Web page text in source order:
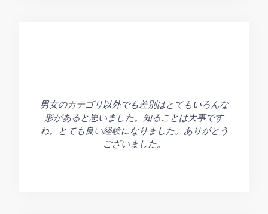
男女のカテゴリ以外でも差別はとてもいろんな
形があると思いました。知ることは大事です
ね。とても良い経験になりました。ありがとう
ございました。